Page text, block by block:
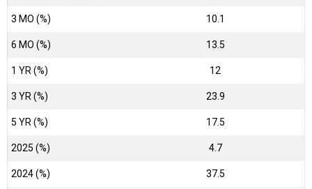
3 MO (%) 10.1
6 MO (%) 13.5
1 YR (%) 12
3 YR (%) 23.9
5 YR (%) 17.5
2025 (%) 4.7
2024 (%) 37.5